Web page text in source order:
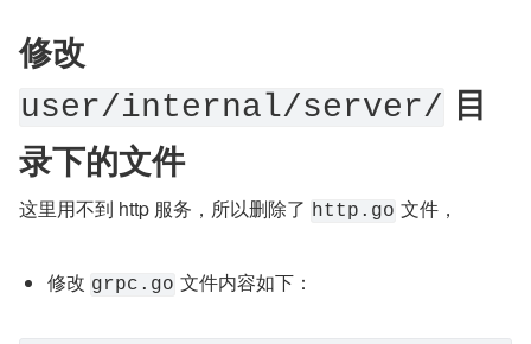
user/internal/server/ 目
录下的文件
这里用不到 http 服务，所以删除了 http.go 文件，
修改 grpc.go 文件内容如下：